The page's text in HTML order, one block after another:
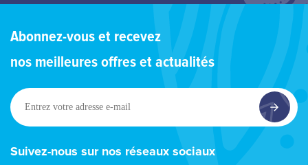
Abonnez-vous et recevez
nos meilleures offres et actualités
Entrez
votre
adresse
e-
Suivez-nous sur nos réseaux sociaux